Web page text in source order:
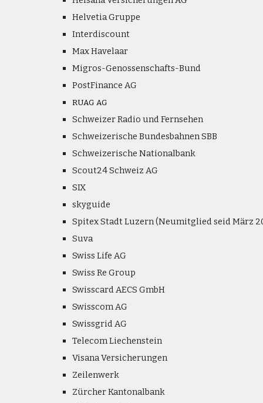
Helvetia Gruppe
Interdiscount
Max Havelaar
Migros-Genossenschafts-Bund
PostFinance AG
RUAG AG
Schweizer Radio und Fernsehen
Schweizerische Bundesbahnen SBB
Schweizerische Nationalbank
Scout24 Schweiz AG
SIX
skyguide
Spitex Stadt Luzern (Neumitglied seid März
Suva
Swiss Life AG
Swiss Re Group
Swisscard AECS GmbH
Swisscom AG
Swissgrid AG
Telecom Liechenstein
Visana Versicherungen
Zeilenwerk
Zürcher Kantonalbank